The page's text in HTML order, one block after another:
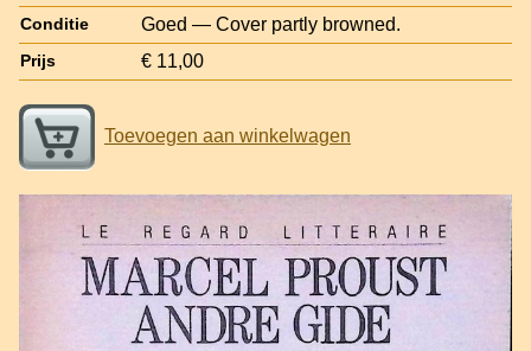
Conditie Goed — Cover partly browned.
Prijs € 11,00
Toevoegen aan winkelwagen